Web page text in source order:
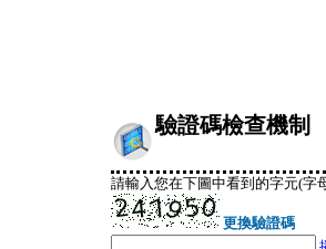
驗證碼檢查機制
請輸入您在下圖中看到的字元(字
更換驗證碼